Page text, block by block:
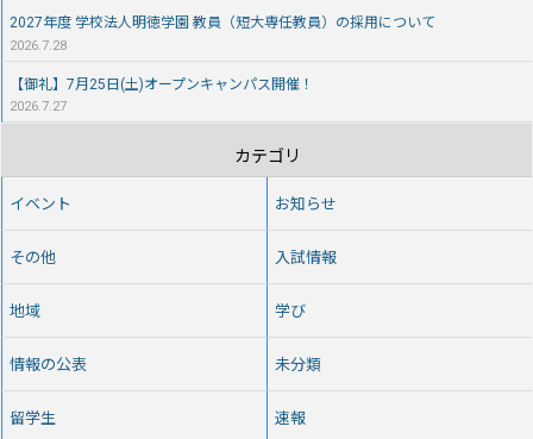
2027年度 学校法人明徳学園 教員（短大専任教員）の採用について
2026.7.28
【御礼】7月25日(土)オープンキャンパス開催！
2026.7.27
カテゴリ
イベント お知らせ
その他 入試情報
地域 学び
情報の公表 未分類
留学生 速報